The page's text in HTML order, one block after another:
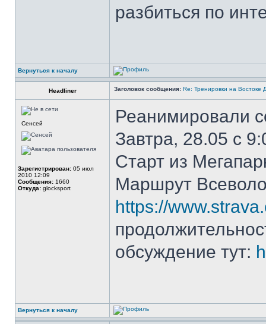
разбиться по
Вернуться к началу
Headliner Заголовок сообщения: Re: Тренировки на
Сенсей
Зарегистрирован: 05 июл
2010 12:09
Сообщения: 1660
Откуда: glocksport
Реанимировали
Завтра, 28.05 с
Старт из
Маршрут
https://
обсуждение тут:
Вернуться к началу